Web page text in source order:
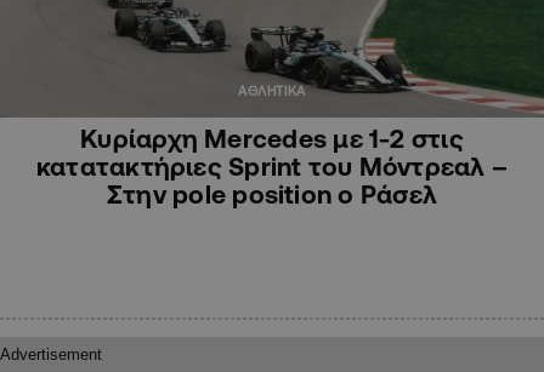
ΑΘΛΗΤΙΚΑ
Κυρίαρχη Mercedes με 1-2 στις
κατατακτήριες Sprint του Μόντρεαλ –
Στην pole position ο Ράσελ